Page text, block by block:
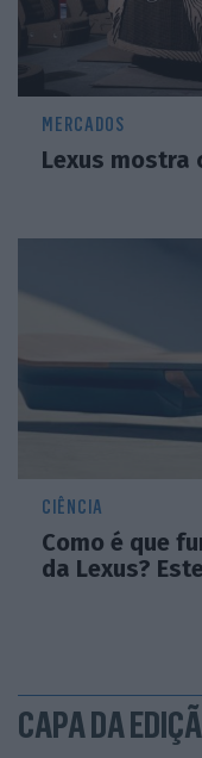
MERCADOS
Lexus mostra
CIÊNCIA
Como é que
da Lexus?
CAPA DA